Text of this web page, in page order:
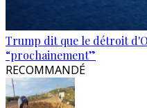
Trump dit que le détroit
“prochainement”
RECOMMANDÉ